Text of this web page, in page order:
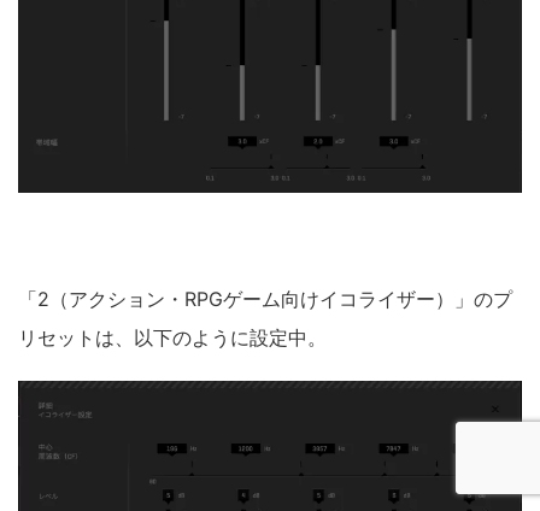
「2（アクション・RPGゲーム向けイコライザー）」のプ
リセットは、以下のように設定中。